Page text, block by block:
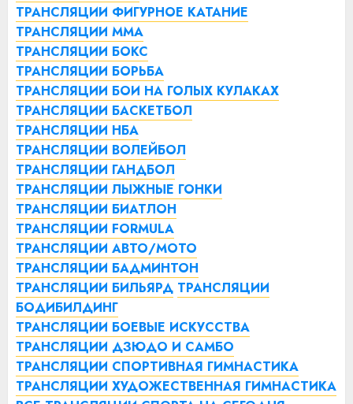
ТРАНСЛЯЦИИ ФИГУРНОЕ КАТАНИЕ
ТРАНСЛЯЦИИ ММА
ТРАНСЛЯЦИИ БОКС
ТРАНСЛЯЦИИ БОРЬБА
ТРАНСЛЯЦИИ БОИ НА ГОЛЫХ КУЛАКАХ
ТРАНСЛЯЦИИ БАСКЕТБОЛ
ТРАНСЛЯЦИИ НБА
ТРАНСЛЯЦИИ ВОЛЕЙБОЛ
ТРАНСЛЯЦИИ ГАНДБОЛ
ТРАНСЛЯЦИИ ЛЫЖНЫЕ ГОНКИ
ТРАНСЛЯЦИИ БИАТЛОН
ТРАНСЛЯЦИИ FORMULA
ТРАНСЛЯЦИИ АВТО/МОТО
ТРАНСЛЯЦИИ БАДМИНТОН
ТРАНСЛЯЦИИ БИЛЬЯРД ТРАНСЛЯЦИИ
БОДИБИЛДИНГ
ТРАНСЛЯЦИИ БОЕВЫЕ ИСКУССТВА
ТРАНСЛЯЦИИ ДЗЮДО И САМБО
ТРАНСЛЯЦИИ СПОРТИВНАЯ ГИМНАСТИКА
ТРАНСЛЯЦИИ ХУДОЖЕСТВЕННАЯ ГИМНАСТИКА